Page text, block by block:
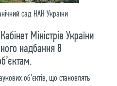
сад НАН України
Міністрів України
надбання 8
об’єктів, що становлять